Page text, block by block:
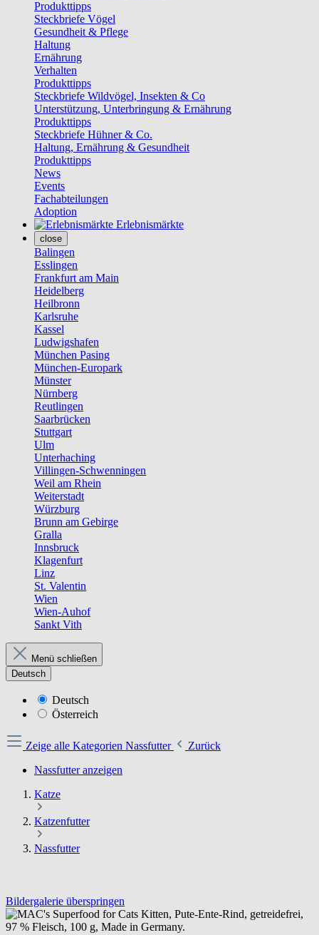
Produkttipps
Steckbriefe Vögel
Gesundheit & Pflege
Haltung
Ernährung
Verhalten
Produkttipps
Steckbriefe Wildvögel, Insekten & Co
Unterstützung, Unterbringung & Ernährung
Produkttipps
Steckbriefe Hühner & Co.
Haltung, Ernährung & Gesundheit
Produkttipps
News
Events
Fachabteilungen
Adoption
Erlebnismärkte
close
Balingen
Esslingen
Frankfurt am Main
Heidelberg
Heilbronn
Karlsruhe
Kassel
Ludwigshafen
München Pasing
München-Europark
Münster
Nürnberg
Reutlingen
Saarbrücken
Stuttgart
Ulm
Unterhaching
Villingen-Schwenningen
Weil am Rhein
Weiterstadt
Würzburg
Brunn am Gebirge
Gralla
Innsbruck
Klagenfurt
Linz
St. Valentin
Wien
Wien-Auhof
Sankt Vith
Menü schließen
Deutsch
Deutsch
Österreich
Zeige alle Kategorien Nassfutter
Zurück
Nassfutter anzeigen
Katze
Katzenfutter
Nassfutter
Bildergalerie überspringen